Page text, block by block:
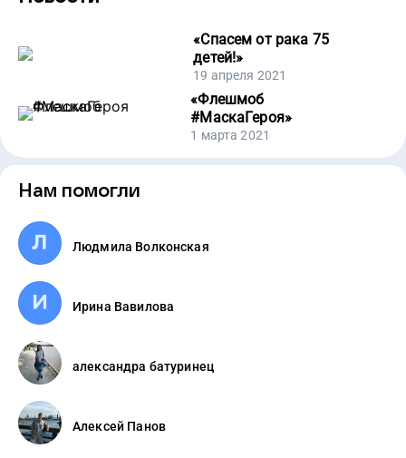
«Спасем от рака 75
детей!»
19 апреля 2021
«Флешмоб
#МаскаГероя»
1 марта 2021
Нам помогли
Людмила Волконская
Ирина Вавилова
александра батуринец
Алексей Панов